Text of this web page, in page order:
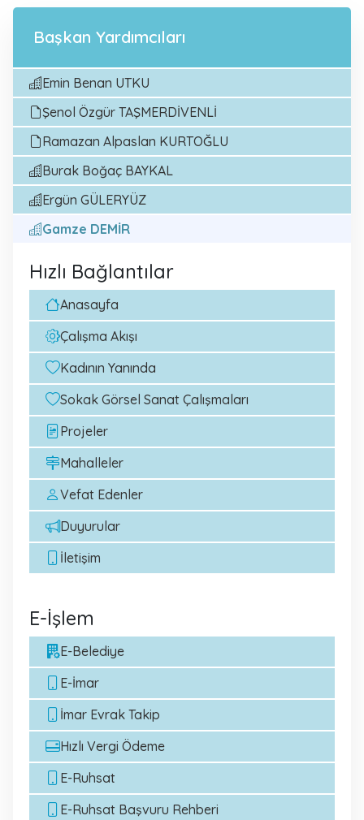
Başkan Yardımcıları
Emin Benan UTKU
Şenol Özgür TAŞMERDİVENLİ
Ramazan Alpaslan KURTOĞLU
Burak Boğaç BAYKAL
Ergün GÜLERYÜZ
Gamze DEMİR
Hızlı Bağlantılar
Anasayfa
Çalışma Akışı
Kadının Yanında
Sokak Görsel Sanat Çalışmaları
Projeler
Mahalleler
Vefat Edenler
Duyurular
İletişim
E-İşlem
E-Belediye
E-İmar
İmar Evrak Takip
Hızlı Vergi Ödeme
E-Ruhsat
E-Ruhsat Başvuru Rehberi